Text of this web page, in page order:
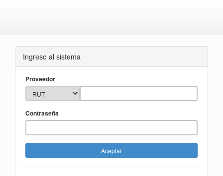
Ingreso al sistema
Proveedor
Contraseña